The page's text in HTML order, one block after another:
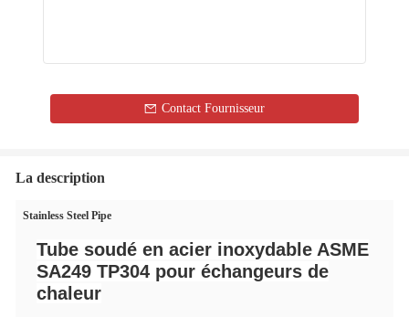
Contact Fournisseur
La description
Stainless Steel Pipe
Tube soudé en acier inoxydable ASME
SA249 TP304 pour échangeurs de
chaleur